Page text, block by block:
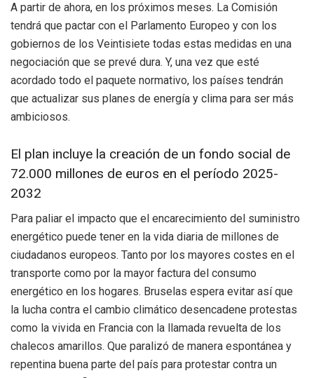
A partir de ahora, en los próximos meses. La Comisión
tendrá que pactar con el Parlamento Europeo y con los
gobiernos de los Veintisiete todas estas medidas en una
negociación que se prevé dura. Y, una vez que esté
acordado todo el paquete normativo, los países tendrán
que actualizar sus planes de energía y clima para ser más
ambiciosos.
El plan incluye la creación de un fondo social de
72.000 millones de euros en el período 2025-
2032
Para paliar el impacto que el encarecimiento del suministro
energético puede tener en la vida diaria de millones de
ciudadanos europeos. Tanto por los mayores costes en el
transporte como por la mayor factura del consumo
energético en los hogares. Bruselas espera evitar así que
la lucha contra el cambio climático desencadene protestas
como la vivida en Francia con la llamada revuelta de los
chalecos amarillos. Que paralizó de manera espontánea y
repentina buena parte del país para protestar contra un